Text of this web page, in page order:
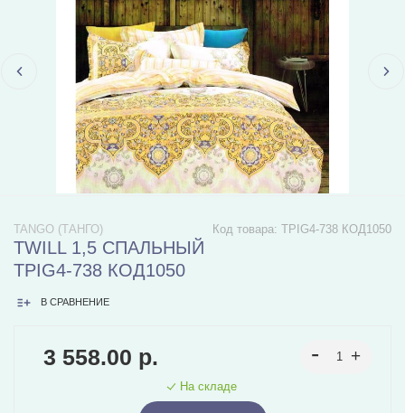
Код товара: TPIG4-738 КОД1050
TANGO (ТАНГО)
TWILL 1,5 СПАЛЬНЫЙ
TPIG4-738 КОД1050
В СРАВНЕНИЕ
3 558.00 р.
На складе